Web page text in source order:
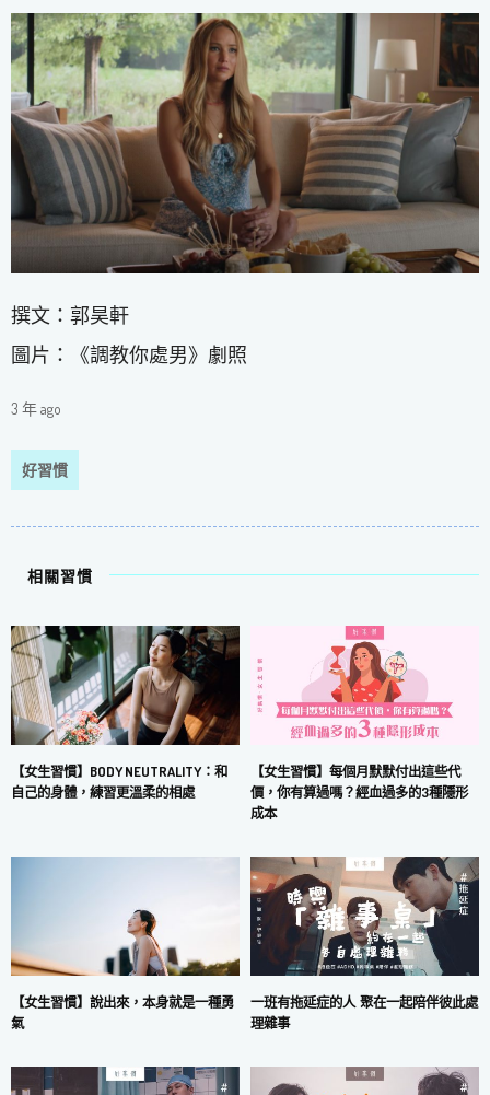
撰文：郭昊軒
圖片：《調教你處男》劇照
3 年 ago
好習慣
相關習慣
【女生習慣】BODY NEUTRALITY：和
自己的身體，練習更溫柔的相處
【女生習慣】每個月默默付出這些代
價，你有算過嗎？經血過多的3種隱形
成本
【女生習慣】說出來，本身就是一種勇
氣
一班有拖延症的人 聚在一起陪伴彼此處
理雜事